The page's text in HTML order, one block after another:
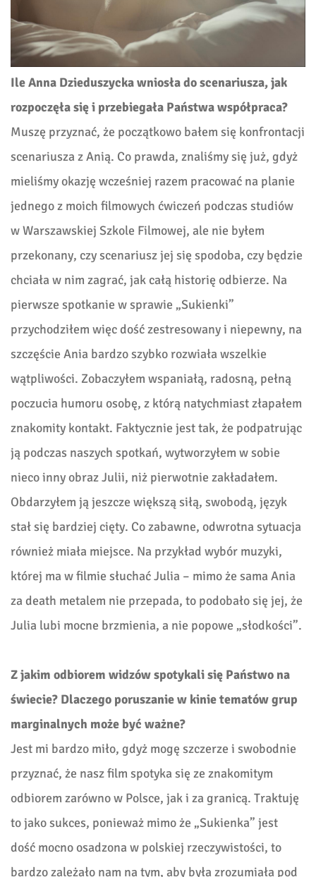
Ile Anna Dzieduszycka wniosła do scenariusza, jak
rozpoczęła się i przebiegała Państwa współpraca?
Muszę przyznać, że początkowo bałem się konfrontacji
scenariusza z Anią. Co prawda, znaliśmy się już, gdyż
mieliśmy okazję wcześniej razem pracować na planie
jednego z moich filmowych ćwiczeń podczas studiów
w Warszawskiej Szkole Filmowej, ale nie byłem
przekonany, czy scenariusz jej się spodoba, czy będzie
chciała w nim zagrać, jak całą historię odbierze. Na
pierwsze spotkanie w sprawie „Sukienki”
przychodziłem więc dość zestresowany i niepewny, na
szczęście Ania bardzo szybko rozwiała wszelkie
wątpliwości. Zobaczyłem wspaniałą, radosną, pełną
poczucia humoru osobę, z którą natychmiast złapałem
znakomity kontakt. Faktycznie jest tak, że podpatrując
ją podczas naszych spotkań, wytworzyłem w sobie
nieco inny obraz Julii, niż pierwotnie zakładałem.
Obdarzyłem ją jeszcze większą siłą, swobodą, język
stał się bardziej cięty. Co zabawne, odwrotna sytuacja
również miała miejsce. Na przykład wybór muzyki,
której ma w filmie słuchać Julia – mimo że sama Ania
za death metalem nie przepada, to podobało się jej, że
Julia lubi mocne brzmienia, a nie popowe „słodkości”.
Z jakim odbiorem widzów spotykali się Państwo na
świecie? Dlaczego poruszanie w kinie tematów grup
marginalnych może być ważne?
Jest mi bardzo miło, gdyż mogę szczerze i swobodnie
przyznać, że nasz film spotyka się ze znakomitym
odbiorem zarówno w Polsce, jak i za granicą. Traktuję
to jako sukces, ponieważ mimo że „Sukienka” jest
dość mocno osadzona w polskiej rzeczywistości, to
bardzo zależało nam na tym, aby była zrozumiała pod